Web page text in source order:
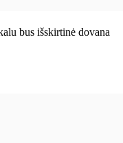
bus išskirtinė dovana